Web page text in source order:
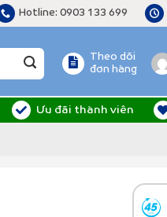
Hotline: 0903 133 699
Theo dõi
đơn hàng
Ưu đãi thành viên